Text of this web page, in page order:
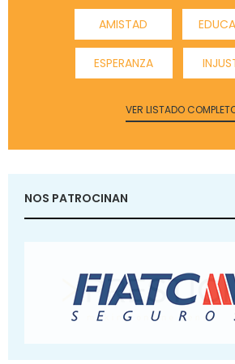
AMISTAD
ESPERANZA
VER LISTADO
NOS PATROCINAN